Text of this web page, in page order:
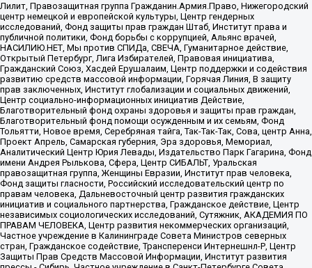
Лилит, Правозащитная группа Гражданин.Армия.Право, Нижегородский
центр немецкой и европейской культуры, Центр гендерных
исследований, Фонд защиты прав граждан Штаб, Институт права и
публичной политики, Фонд борьбы с коррупцией, Альянс врачей,
НАСИЛИЮ.НЕТ, Мы против СПИДа, СВЕЧА, Гуманитарное действие,
Открытый Петербург, Лига Избирателей, Правовая инициатива,
Гражданский Союз, Хасдей Ерушалаим, Центр поддержки и содействия
развитию средств массовой информации, Горячая Линия, В защиту
прав заключенных, Институт глобализации и социальных движений,
Центр социально-информационных инициатив Действие,
Благотворительный фонд охраны здоровья и защиты прав граждан,
Благотворительный фонд помощи осужденным и их семьям, Фонд
Тольятти, Новое время, Серебряная тайга, Так-Так-Так, Сова, центр Анна,
Проект Апрель, Самарская губерния, Эра здоровья, Мемориал,
Аналитический Центр Юрия Левады, Издательство Парк Гагарина, Фонд
имени Андрея Рылькова, Сфера, Центр СИБАЛЬТ, Уральская
правозащитная группа, Женщины Евразии, Институт прав человека,
Фонд защиты гласности, Российский исследовательский центр по
правам человека, Дальневосточный центр развития гражданских
инициатив и социального партнерства, Гражданское действие, Центр
независимых социологических исследований, Сутяжник, АКАДЕМИЯ ПО
ПРАВАМ ЧЕЛОВЕКА, Центр развития некоммерческих организаций,
Частное учреждение в Калининграде Совета Министров северных
стран, Гражданское содействие, Трансперенси Интернешнл-Р, Центр
Защиты Прав Средств Массовой Информации, Институт развития